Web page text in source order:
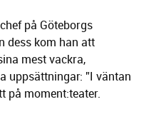
på Göteborgs
dess kom han att
mest vackra,
uppsättningar: ”I väntan
på moment:teater.